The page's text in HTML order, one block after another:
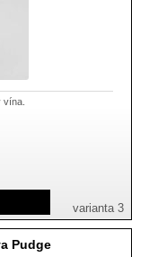
varianta 3
Pudge